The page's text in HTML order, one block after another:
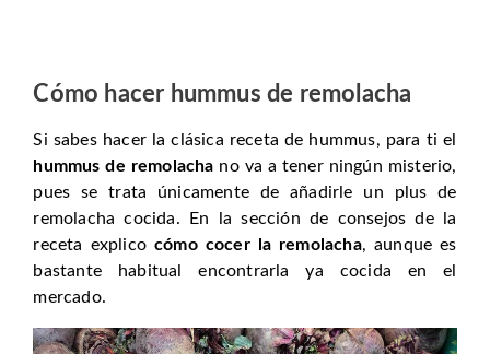
Cómo hacer hummus de remolacha
Si sabes hacer la clásica receta de hummus, para ti el
hummus de remolacha no va a tener ningún misterio,
pues se trata únicamente de añadirle un plus de
remolacha cocida. En la sección de consejos de la
receta explico cómo cocer la remolacha, aunque es
bastante habitual encontrarla ya cocida en el
mercado.